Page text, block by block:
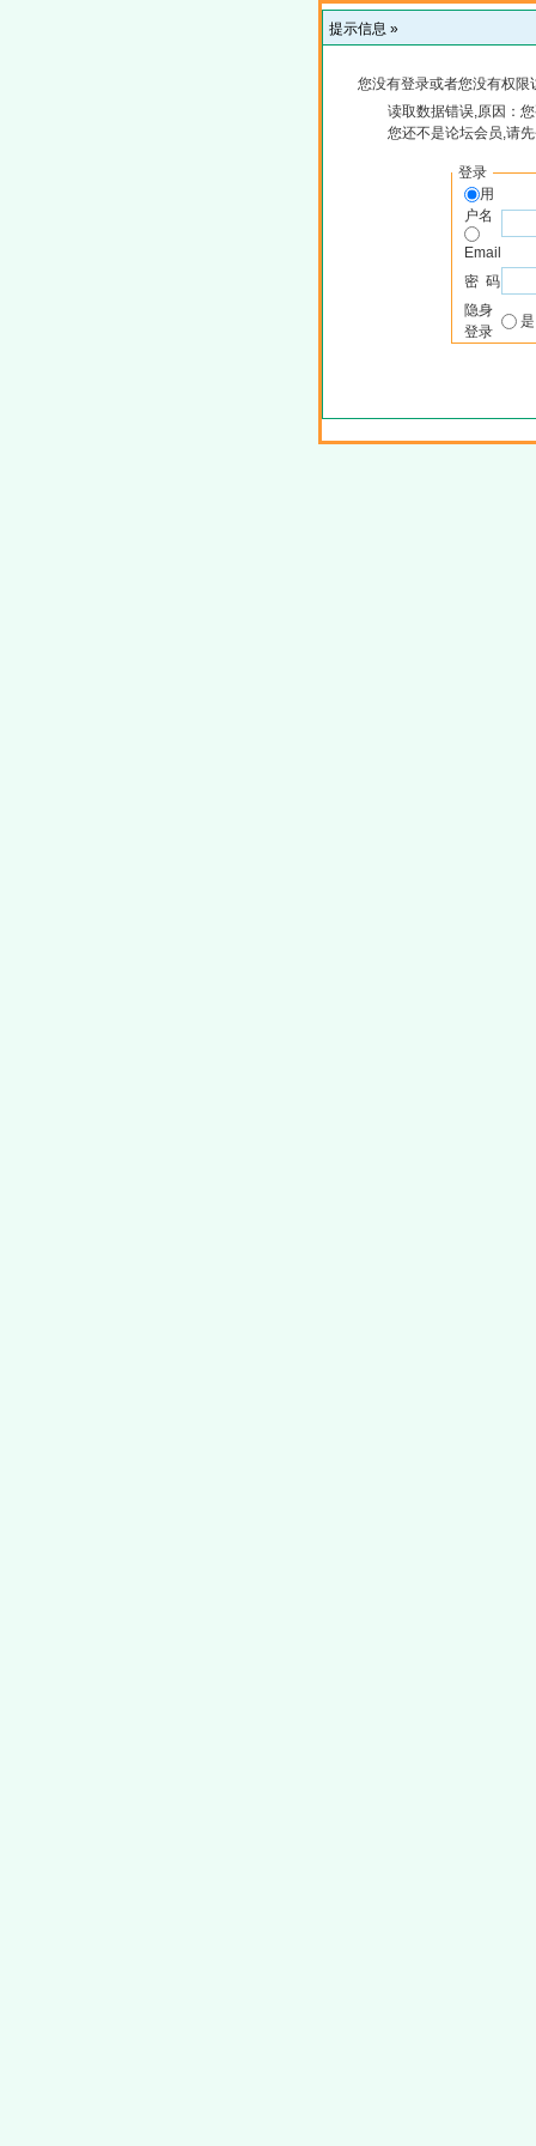
提示信息 »
您没有登录或者您没有权
读取数据错误,原因：
您还不是论坛会员,请
登录
用
户名
Email
密 码
隐身
登录